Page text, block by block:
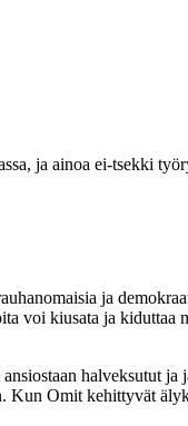
ja ainoa ei‑tsekki
ja
voi kiusata ja kiduttaa
halveksutut ja
Omit kehittyvät